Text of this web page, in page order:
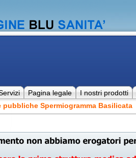
Pagina legale
I nostri prodotti
pubbliche Spermiogramma Basilicata